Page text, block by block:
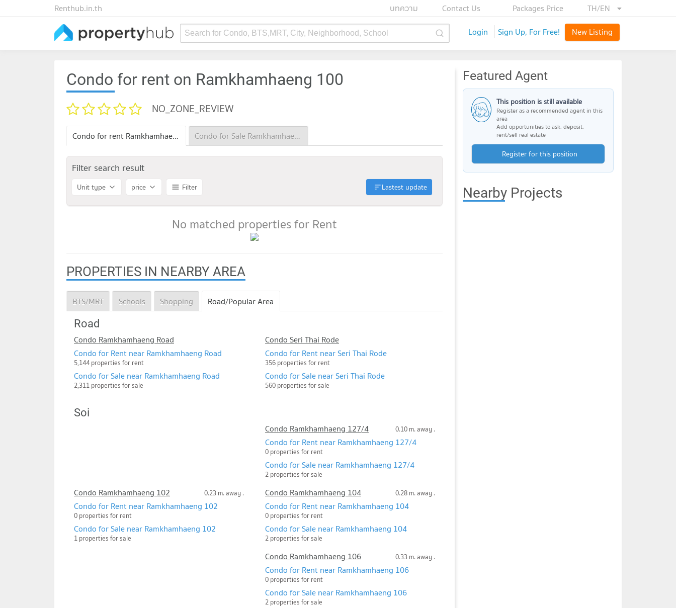
TH/EN
Packages Price
Contact Us
บทความ
Renthub.in.th
Search for Condo, BTS,MRT, City, Neighborhood, School Login Sign Up, For Free! New Listing
Condo for rent on Ramkhamhaeng 100
NO_ZONE_REVIEW
Condo for rent Ramkhamhaeng 100 Condo for Sale Ramkhamhaeng 100
Filter search result
Unit type price Filter Lastest update
No matched properties for Rent
PROPERTIES IN NEARBY AREA
BTS/MRT Schools Shopping Road/Popular Area
Road
Condo Ramkhamhaeng Road
Condo for Rent near Ramkhamhaeng Road
5,144 properties for rent
Condo for Sale near Ramkhamhaeng Road
2,311 properties for sale
Condo Seri Thai Rode
Condo for Rent near Seri Thai Rode
356 properties for rent
Condo for Sale near Seri Thai Rode
560 properties for sale
Soi
Condo Ramkhamhaeng 127/4 0.10 m. away .
Condo for Rent near Ramkhamhaeng 127/4
0 properties for rent
Condo for Sale near Ramkhamhaeng 127/4
2 properties for sale
Condo Ramkhamhaeng 102 0.23 m. away .
Condo for Rent near Ramkhamhaeng 102
0 properties for rent
Condo for Sale near Ramkhamhaeng 102
1 properties for sale
Condo Ramkhamhaeng 104 0.28 m. away .
Condo for Rent near Ramkhamhaeng 104
0 properties for rent
Condo for Sale near Ramkhamhaeng 104
2 properties for sale
Condo Ramkhamhaeng 106 0.33 m. away .
Condo for Rent near Ramkhamhaeng 106
0 properties for rent
Condo for Sale near Ramkhamhaeng 106
2 properties for sale
Featured Agent
This position is still available
Register as a recommended agent in this
area
Add opportunities to ask, deposit,
rent/sell real estate
Register for this position
Nearby Projects